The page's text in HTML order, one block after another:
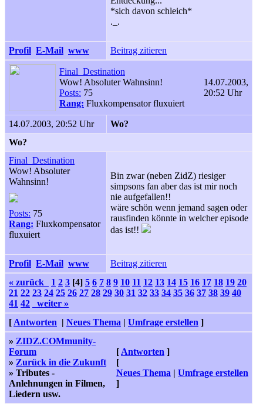
*sich davon schleich*
._.
Profil E-Mail www Beitrag zitieren
Final_Destination
Wow! Absoluter Wahnsinn!
Posts: 75
Rang: Fluxkompensator fluxuiert
14.07.2003,
20:52 Uhr
14.07.2003, 20:52 Uhr
Wo?
Wo?
Final_Destination
Wow! Absoluter
Wahnsinn!
Posts: 75
Rang: Fluxkompensator
fluxuiert
Bin zwar (neben ZidZ) riesiger
simpsons fan aber das ist mir noch
nie aufgefallen!!
wäre schön wenn jemand sagen oder
rausfinden könnte in welcher episode
das ist!!
Profil E-Mail www
Beitrag zitieren
« zurück
1 2 3 [4] 5 6 7 8 9 10 11 12 13 14 15 16 17 18 19 20
21 22 23 24 25 26 27 28 29 30 31 32 33 34 35 36 37 38 39 40
41 42
weiter »
[ Antworten | Neues Thema | Umfrage erstellen ]
» ZIDZ.COMmunity-
Forum
» Zurück in die Zukunft
» Tributes -
Anlehnungen in Filmen,
Liedern usw.
[ Antworten ]
[
Neues Thema | Umfrage erstellen
]